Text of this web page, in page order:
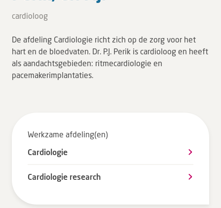
Tarieven en vergoeding
Uw gegevens
Wachttijden
Verwijzers
cardioloog
De afdeling Cardiologie richt zich op de zorg voor het
hart en de bloedvaten. Dr. P.J. Perik is cardioloog en heeft
als aandachtsgebieden: ritmecardiologie en
pacemakerimplantaties.
Werkzame afdeling(en)
Cardiologie
Cardiologie research